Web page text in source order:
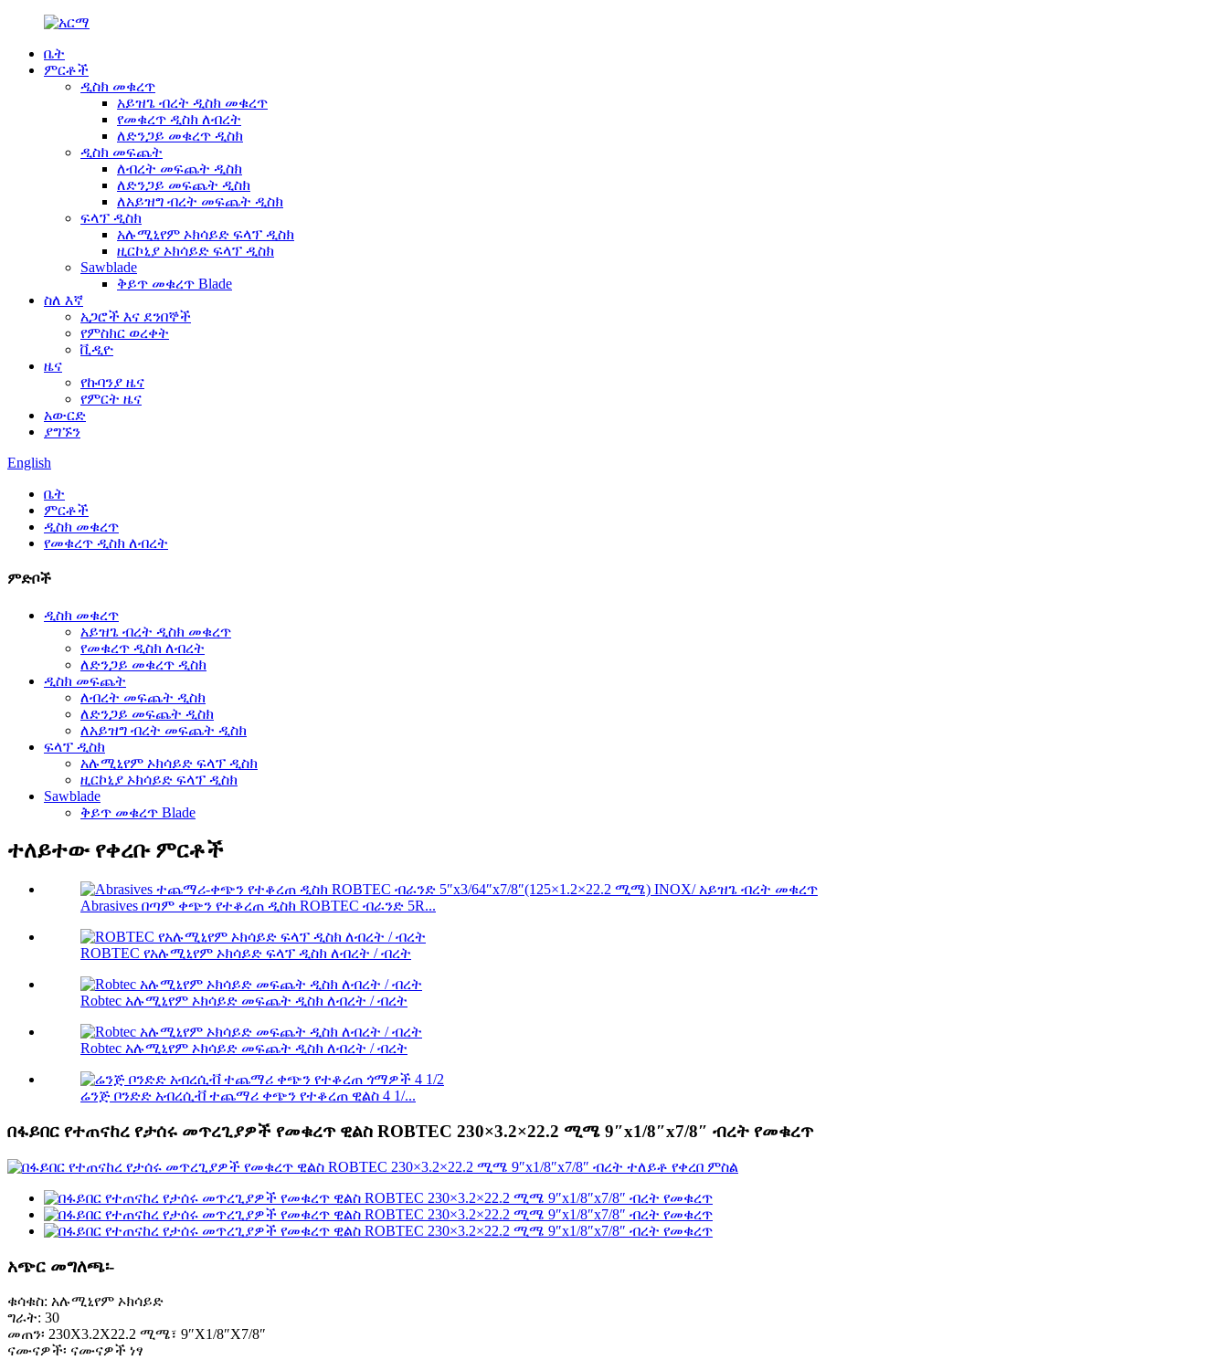
ቤት
ምርቶች
ዲስክ መቁረጥ
አይዝጌ ብረት ዲስክ መቁረጥ
የመቁረጥ ዲስክ ለብረት
ለድንጋይ መቁረጥ ዲስክ
ዲስክ መፍጨት
ለብረት መፍጨት ዲስክ
ለድንጋይ መፍጨት ዲስክ
ለአይዝግ ብረት መፍጨት ዲስክ
ፍላፕ ዲስክ
አሉሚኒየም ኦክሳይድ ፍላፕ ዲስክ
ዚርኮኒያ ኦክሳይድ ፍላፕ ዲስክ
Sawblade
ቅይጥ መቁረጥ Blade
ስለ እኛ
አጋሮች እና ደንበኞች
የምስክር ወረቀት
ቪዲዮ
ዜና
የኩባንያ ዜና
የምርት ዜና
አውርድ
ያግኙን
English
ቤት
ምርቶች
ዲስክ መቁረጥ
የመቁረጥ ዲስክ ለብረት
ምድቦች
ዲስክ መቁረጥ
አይዝጌ ብረት ዲስክ መቁረጥ
የመቁረጥ ዲስክ ለብረት
ለድንጋይ መቁረጥ ዲስክ
ዲስክ መፍጨት
ለብረት መፍጨት ዲስክ
ለድንጋይ መፍጨት ዲስክ
ለአይዝግ ብረት መፍጨት ዲስክ
ፍላፕ ዲስክ
አሉሚኒየም ኦክሳይድ ፍላፕ ዲስክ
ዚርኮኒያ ኦክሳይድ ፍላፕ ዲስክ
Sawblade
ቅይጥ መቁረጥ Blade
ተለይተው የቀረቡ ምርቶች
Abrasives በጣም ቀጭን የተቆረጠ ዲስክ ROBTEC ብራንድ 5R...
ROBTEC የአሉሚኒየም ኦክሳይድ ፍላፕ ዲስክ ለብረት / ብረት
Robtec አሉሚኒየም ኦክሳይድ መፍጨት ዲስክ ለብረት / ብረት
Robtec አሉሚኒየም ኦክሳይድ መፍጨት ዲስክ ለብረት / ብረት
ሬንጅ ቦንድድ አብረሲቭ ተጨማሪ ቀጭን የተቆረጠ ዊልስ 4 1/...
በፋይበር የተጠናከረ የታሰሩ መጥረጊያዎች የመቁረጥ ዊልስ ROBTEC 230×3.2×22.2 ሚሜ 9″x1/8″x7/8″ ብረት የመቁረጥ
አጭር መግለጫ፡-
ቁሳቁስ: አሉሚኒየም ኦክሳይድ
ግራት: 30
መጠን፡ 230X3.2X22.2 ሚሜ፣ 9″X1/8″X7/8″
ናሙናዎች፡ ናሙናዎች ነፃ